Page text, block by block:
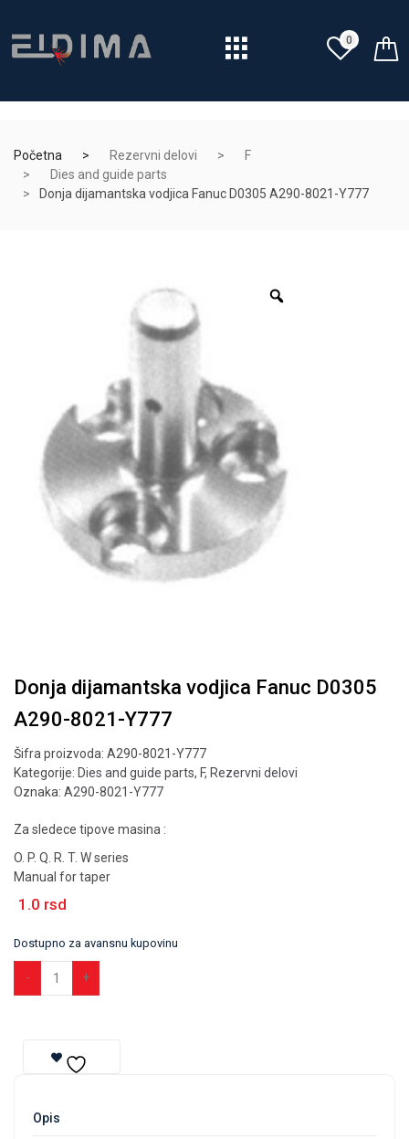
0
Početna Rezervni delovi
F
Dies and guide parts
Donja dijamantska vodjica Fanuc D0305 A290-8021-Y777
Donja dijamantska vodjica Fanuc D0305
A290-8021-Y777
Šifra proizvoda: A290-8021-Y777
Kategorije: Dies and guide parts, F, Rezervni delovi
Oznaka: A290-8021-Y777
Za sledece tipove masina :
O. P. Q. R. T. W series
Manual for taper
1.0 rsd
Dostupno za avansnu kupovinu
Opis